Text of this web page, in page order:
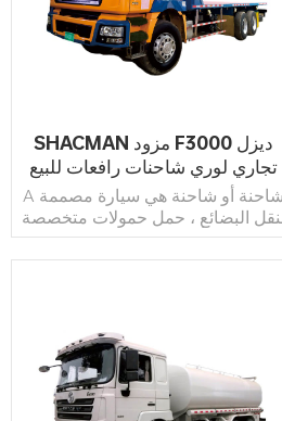
SHACMAN مزود F3000 ديزل
تجاري لوري شاحنات رافعات للبيع
A شاحنة أو شاحنة هي سيارة مصممة
البضائع ، حمل حمولات متخصصة
، أو القيام بأعمال نفعية أخرى. تختلف
الشاحنات اختلافًا كبيرًا في الحجم
البناء ، مع كابينة مستقلة عن جزء